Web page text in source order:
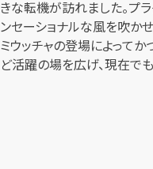
きな転機が訪れました。プ
ンセーショナルな風を吹か
ミウッチャの登場によって
ど活躍の場を広げ、現在で